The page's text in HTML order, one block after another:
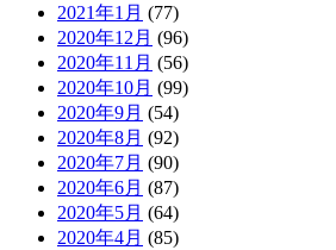
2021年1月 (77)
2020年12月 (96)
2020年11月 (56)
2020年10月 (99)
2020年9月 (54)
2020年8月 (92)
2020年7月 (90)
2020年6月 (87)
2020年5月 (64)
2020年4月 (85)